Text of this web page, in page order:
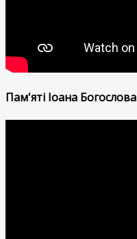
Пам'яті Іоана Богослова